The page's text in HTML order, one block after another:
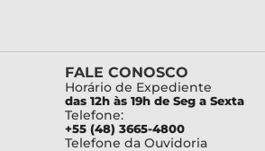
FALE CONOSCO
Horário de Expediente
das 12h às 19h de Seg a Sexta
Telefone:
+55 (48) 3665-4800
Telefone da Ouvidoria